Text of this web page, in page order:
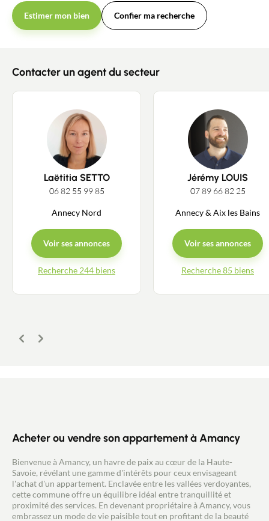
Estimer/Vendre
Acheter
Recrutement
Estimer mon bien Confier ma recherche
Contacter un agent du secteur
Laëtitia SETTO
06 82 55 99 85
Annecy Nord
Voir ses annonces
Recherche 244 biens
Jérémy LOUIS
07 89 66 82 25
Annecy & Aix les Bains
Voir ses annonces
Recherche 85 biens
Précédent
Suivant
Acheter ou vendre son appartement à Amancy
Bienvenue à Amancy, un havre de paix au cœur de la Haute-
Savoie, révélant une gamme d'intérêts pour ceux envisageant
l'achat d'un appartement. Enclavée entre les vallées verdoyantes,
cette commune offre un équilibre idéal entre tranquillité et
proximité des services. En devenant propriétaire à Amancy, vous
embrassez un mode de vie paisible tout en profitant de la beauté